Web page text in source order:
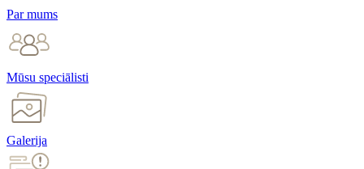
Par mums
Mūsu speciālisti
Galerija